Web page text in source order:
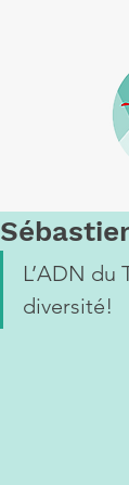
L’ADN du
diversité!